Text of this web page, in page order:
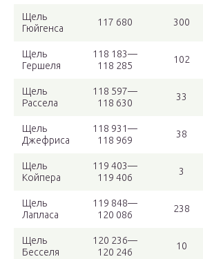
Щель
Гюйгенса
117 680 300
Щель
Гершеля
118 183—
118 285
102
Щель
Рассела
118 597—
118 630
33
Щель
Джефриса
118 931—
118 969
38
Щель
Койпера
119 403—
119 406
3
Щель
Лапласа
119 848—
120 086
238
Щель
Бесселя
120 236—
120 246
10